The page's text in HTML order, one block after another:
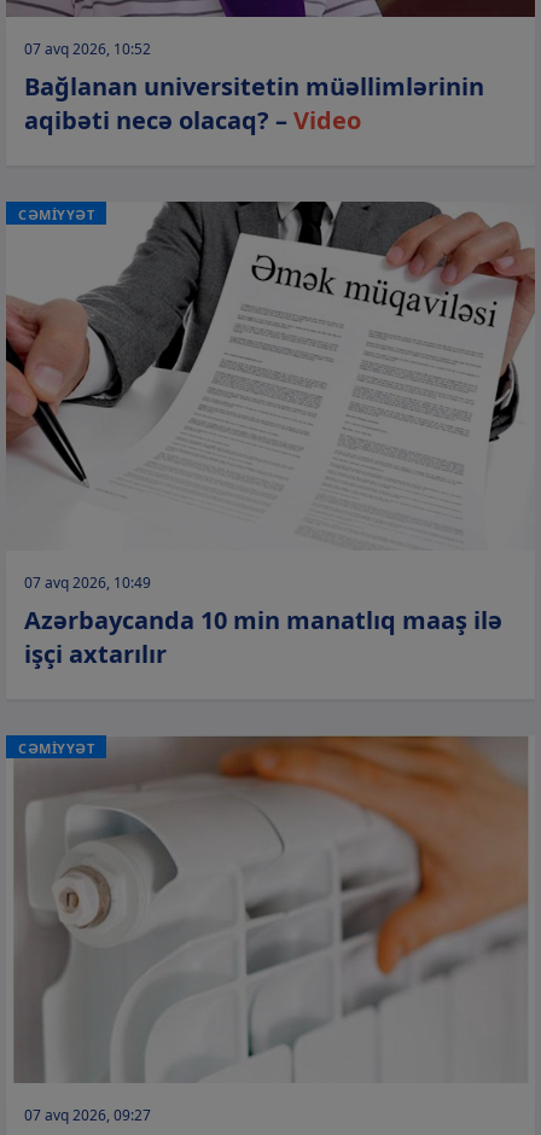
07 avq 2026, 10:52
Bağlanan universitetin müəllimlərinin
aqibəti necə olacaq? –Video
CƏMİYYƏT
07 avq 2026, 10:49
Azərbaycanda 10 min manatlıq maaş ilə
işçi axtarılır
CƏMİYYƏT
07 avq 2026, 09:27